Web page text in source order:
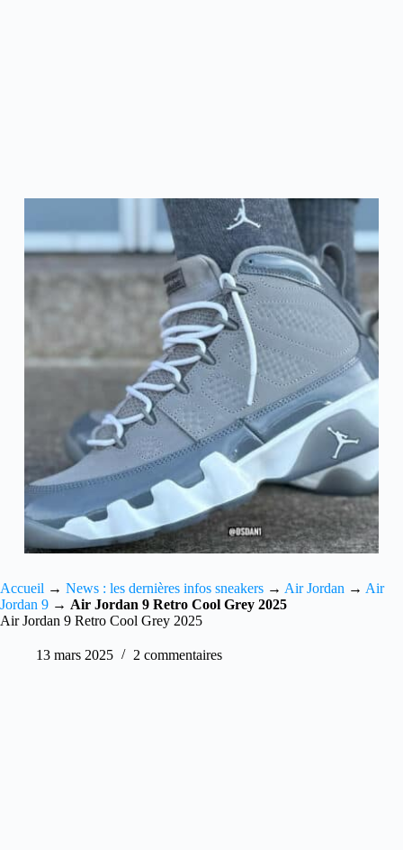
Accueil → News : les dernières infos sneakers → Air Jordan → Air
Jordan 9 → Air Jordan 9 Retro Cool Grey 2025
Air Jordan 9 Retro Cool Grey 2025
13 mars 2025 2 commentaires